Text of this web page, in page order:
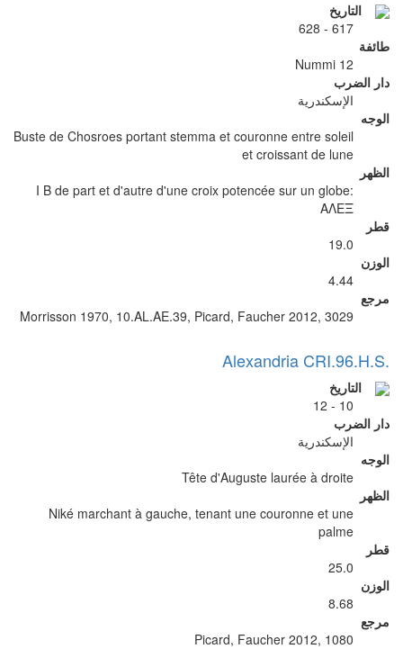
التاريخ
617 - 628
طائفة
12 Nummi
دار الضرب
الإسكندرية
الوجه
Buste de Chosroes portant stemma et couronne entre soleil
et croissant de lune
الظهر
I B de part et d'autre d'une croix potencée sur un globe:
ΑΛΕΞ
قطر
19.0
الوزن
4.44
مرجع
Morrisson 1970, 10.AL.AE.39, Picard, Faucher 2012, 3029
Alexandria CRI.96.H.S.
التاريخ
10 - 12
دار الضرب
الإسكندرية
الوجه
Tête d'Auguste laurée à droite
الظهر
Niké marchant à gauche, tenant une couronne et une
palme
قطر
25.0
الوزن
8.68
مرجع
Picard, Faucher 2012, 1080